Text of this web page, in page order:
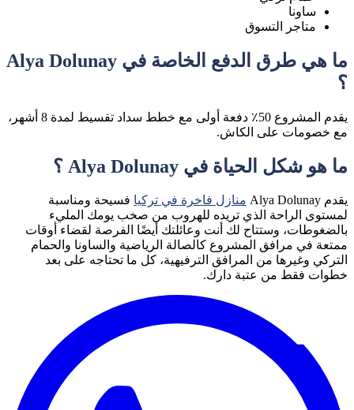
ساونا
متاجر التسوق
ما هي طرق الدفع الخاصة في Alya Dolunay
؟
يقدم المشروع 50٪ دفعة أولى مع خطط سداد تقسيط لمدة 8 أشهر،
مع خصومات على الكاش.
ما هو شكل الحياة في Alya Dolunay ؟
يقدم Alya Dolunay منازل فاخرة في تركيا فسيحة ومناسبة
لمستوى الراحة الذي تريده للهروب من صخب يومك المليء
بالضغوطات، وستتاح لك أنت وعائلتك أيضًا الفرصة لقضاء أوقات
ممتعة في مرافق المشروع كالصالة الرياضية والساونا والحمام
التركي وغيرها من المرافق الترفيهية، كل ما تحتاجه على بعد
خطوات فقط من عتبة دارك.